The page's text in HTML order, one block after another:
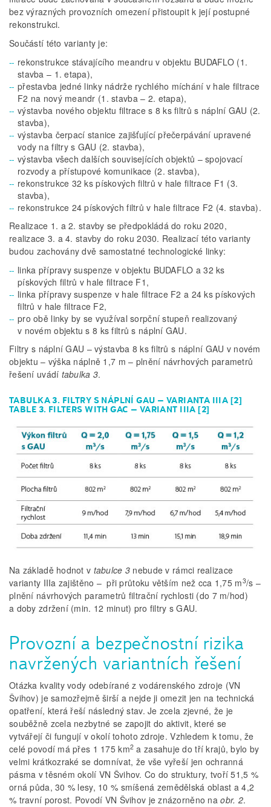
bez výrazných provozních omezení přistoupit k její postupné
rekonstrukci.
Součástí této varianty je:
rekonstrukce stávajícího meandru v objektu BUDAFLO (1.
stavba – 1. etapa),
přestavba jedné linky nádrže rychlého míchání v hale filtrace
F2 na nový meandr (1. stavba – 2. etapa),
výstavba nového objektu filtrace s 8 ks filtrů s náplní GAU (2.
stavba),
výstavba čerpací stanice zajišťující přečerpávání upravené
vody na filtry s GAU (2. stavba),
výstavba všech dalších souvisejících objektů – spojovací
rozvody a přístupové komunikace (2. stavba),
rekonstrukce 32 ks pískových filtrů v hale filtrace F1 (3.
stavba),
rekonstrukce 24 pískových filtrů v hale filtrace F2 (4. stavba).
Realizace 1. a 2. stavby se předpokládá do roku 2020,
realizace 3. a 4. stavby do roku 2030. Realizací této varianty
budou zachovány dvě samostatné technologické linky:
linka přípravy suspenze v objektu BUDAFLO a 32 ks
pískových filtrů v hale filtrace F1,
linka přípravy suspenze v hale filtrace F2 a 24 ks pískových
filtrů v hale filtrace F2,
pro obě linky by se využíval sorpční stupeň realizovaný
v novém objektu s 8 ks filtrů s náplní GAU.
Filtry s náplní GAU – výstavba 8 ks filtrů s náplní GAU v novém
objektu – výška náplně 1,7 m – plnění návrhových parametrů
řešení uvádí tabulka 3.
TABULKA 3. FILTRY S NÁPLNÍ GAU – VARIANTA IIIA [2]
TABLE 3. FILTERS WITH GAC – VARIANT IIIA [2]
Na základě hodnot v tabulce 3 nebude v rámci realizace
varianty IIIa zajištěno – při průtoku větším než cca 1,75 m3/s –
plnění návrhových parametrů filtrační rychlosti (do 7 m/hod)
a doby zdržení (min. 12 minut) pro filtry s GAU.
Provozní a bezpečnostní rizika
navržených variantních řešení
Otázka kvality vody odebírané z vodárenského zdroje (VN
Švihov) je samozřejmě širší a nejde ji omezit jen na technická
opatření, která řeší následný stav. Je zcela zjevné, že je
souběžně zcela nezbytné se zapojit do aktivit, které se
vytvářejí či fungují v okolí tohoto zdroje. Vzhledem k tomu, že
celé povodí má přes 1 175 km2 a zasahuje do tří krajů, bylo by
velmi krátkozraké se domnívat, že vše vyřeší jen ochranná
pásma v těsném okolí VN Švihov. Co do struktury, tvoří 51,5 %
orná půda, 30 % lesy, 10 % smíšená zemědělská oblast a 4,2
% travní porost. Povodí VN Švihov je znázorněno naobr. 2.